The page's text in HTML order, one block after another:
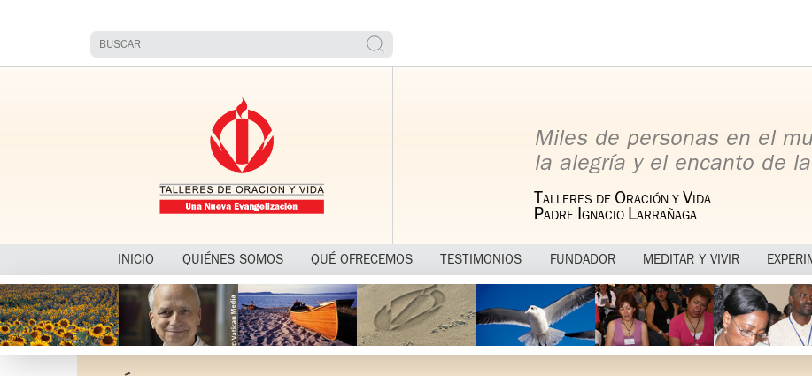
Miles de personas en el
la alegría y el encanto de
T ALLERES DE ORACIÓN Y V IDA
PADRE IGNACIO LARRAÑAGA
INICIO QUIÉNES SOMOS QUÉ OFRECEMOS TESTIMONIOS FUNDADOR MEDITAR Y VIVIR